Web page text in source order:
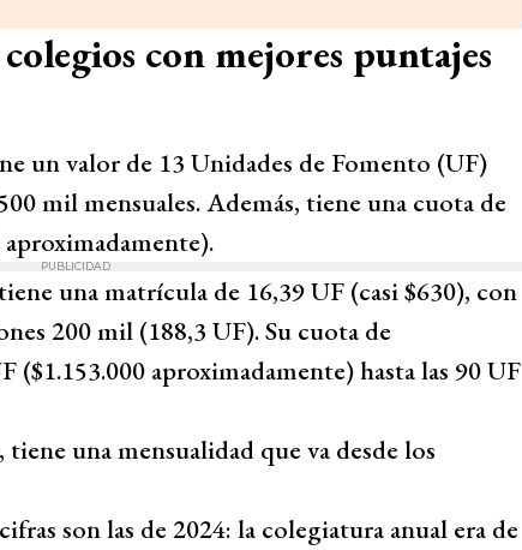
con mejores puntajes
un valor de 13 Unidades de Fomento (UF)
mil mensuales. Además, tiene una cuota de
PUBLICIDAD
una matrícula de 16,39 UF (casi $630), con
200 mil (188,3 UF). Su cuota de
($1.153.000 aproximadamente) hasta las 90 UF
, tiene una mensualidad que va desde los
son las de 2024: la colegiatura anual era de